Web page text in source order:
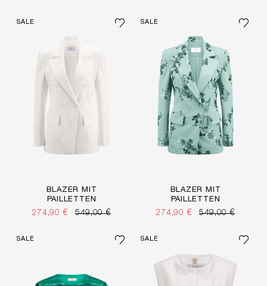
SALE
BLAZER MIT
PAILLETTEN
274,90 € 549,00 €
SALE
BLAZER MIT
PAILLETTEN
274,90 € 549,00 €
SALE SALE